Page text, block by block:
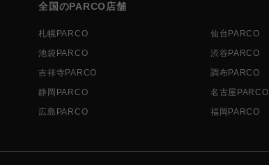
全国のPARCO店舗
札幌PARCO 仙台PARCO
池袋PARCO
渋谷PARCO
吉祥寺PARCO
調布PARCO
静岡PARCO
名古屋PARCO
広島PARCO
福岡PARCO